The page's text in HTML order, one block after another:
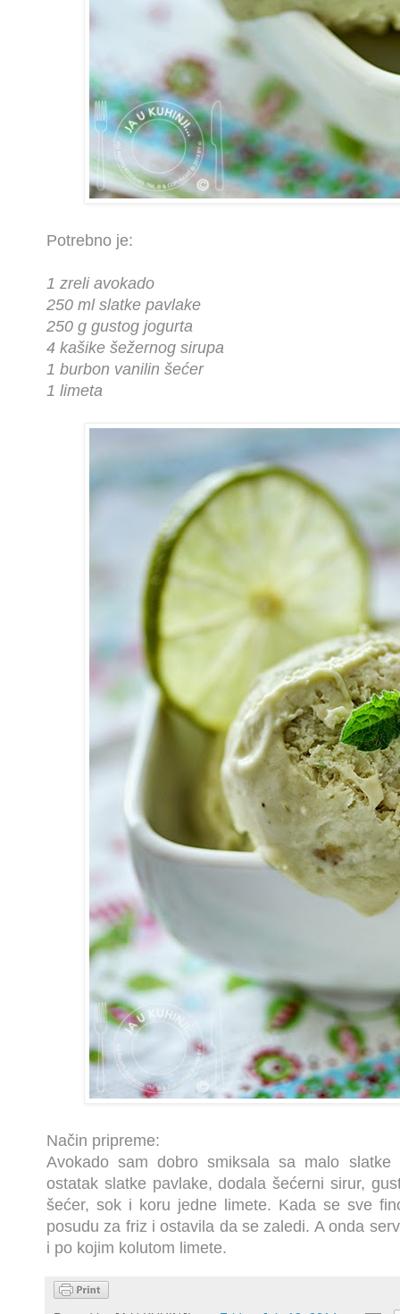
Potrebno je:
1 zreli avokado
250 ml slatke pavlake
250 g gustog jogurta
4 kašike šežernog sirupa
1 burbon vanilin šećer
1 limeta
Način pripreme:
Avokado sam dobro smiksala sa malo
ostatak slatke pavlake, dodala šećerni sirur,
šećer, sok i koru jedne limete. Kada se sve
posudu za friz i ostavila da se zaledi. A onda
i po kojim kolutom limete.